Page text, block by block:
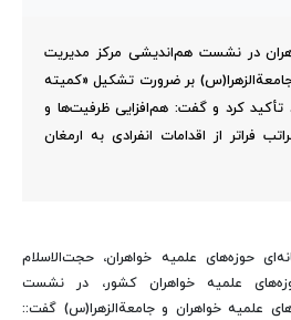
در نشست هم‌اندیشی مرکز مدیریت
بر ضرورت تشکیل «کمیته
کرد و گفت: هم‌افزایی ظرفیت‌ها و
فراتر از اقدامات انفرادی به ارمغان
حوزه‌های علمیه خواهران، حجت‌الاسلام
علمیه خواهران کشور، در نشست
علمیه خواهران و جامعة‌الزهرا(س) گفت::